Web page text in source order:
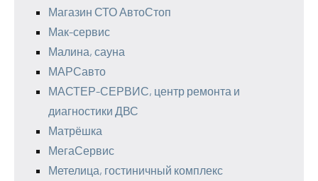
Магазин СТО АвтоСтоп
Мак-сервис
Малина, сауна
МАРСавто
МАСТЕР-СЕРВИС, центр ремонта и
диагностики ДВС
Матрёшка
МегаСервис
Метелица, гостиничный комплекс